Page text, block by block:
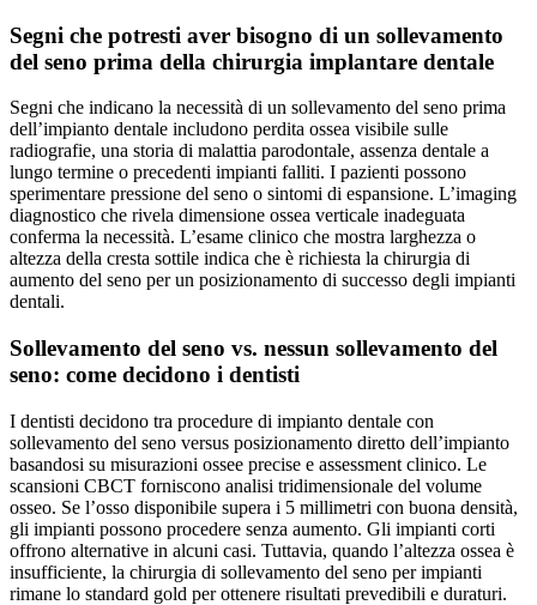
Segni che potresti aver bisogno di un sollevamento
del seno prima della chirurgia implantare dentale
Segni che indicano la necessità di un sollevamento del seno prima
dell’impianto dentale includono perdita ossea visibile sulle
radiografie, una storia di malattia parodontale, assenza dentale a
lungo termine o precedenti impianti falliti. I pazienti possono
sperimentare pressione del seno o sintomi di espansione. L’imaging
diagnostico che rivela dimensione ossea verticale inadeguata
conferma la necessità. L’esame clinico che mostra larghezza o
altezza della cresta sottile indica che è richiesta la chirurgia di
aumento del seno per un posizionamento di successo degli impianti
dentali.
Sollevamento del seno vs. nessun sollevamento del
seno: come decidono i dentisti
I dentisti decidono tra procedure di impianto dentale con
sollevamento del seno versus posizionamento diretto dell’impianto
basandosi su misurazioni ossee precise e assessment clinico. Le
scansioni CBCT forniscono analisi tridimensionale del volume
osseo. Se l’osso disponibile supera i 5 millimetri con buona densità,
gli impianti possono procedere senza aumento. Gli impianti corti
offrono alternative in alcuni casi. Tuttavia, quando l’altezza ossea è
insufficiente, la chirurgia di sollevamento del seno per impianti
rimane lo standard gold per ottenere risultati prevedibili e duraturi.